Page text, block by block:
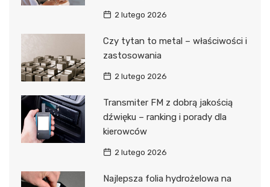
2 lutego 2026
Czy tytan to metal – właściwości i
zastosowania
2 lutego 2026
Transmiter FM z dobrą jakością
dźwięku – ranking i porady dla
kierowców
2 lutego 2026
Najlepsza folia hydrożelowa na